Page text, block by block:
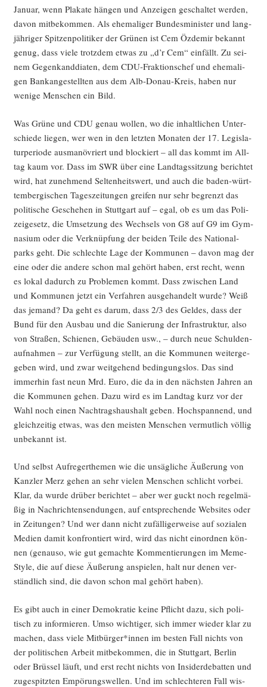
Janu­ar, wenn Pla­ka­te hän­gen und Anzei­gen geschal­tet wer­den,
davon mit­be­kom­men. Als ehe­ma­li­ger Bun­des­mi­nis­ter und lang­
jäh­ri­ger Spit­zen­po­li­ti­ker der Grü­nen ist Cem Özd­emir bekannt
genug, dass vie­le trotz­dem etwas zu „d’r Cem“ ein­fällt. Zu sei­
nem Gegen­kand­dia­ten, dem CDU-Frak­ti­ons­chef und ehe­ma­li­
gen Bank­an­ge­stell­ten aus dem Alb-Donau-Kreis, haben nur
weni­ge Men­schen ein Bild.
Was Grü­ne und CDU genau wol­len, wo die inhalt­li­chen Unter­
schie­de lie­gen, wer wen in den letz­ten Mona­ten der 17. Legis­la­
tur­pe­ri­ode aus­ma­nö­vriert und blo­ckiert – all das kommt im All­
tag kaum vor. Dass im SWR über eine Land­tags­sit­zung berich­tet
wird, hat zuneh­mend Sel­ten­heits­wert, und auch die baden-würt­
tem­ber­gi­schen Tages­zei­tun­gen grei­fen nur sehr begrenzt das
poli­ti­sche Gesche­hen in Stutt­gart auf – egal, ob es um das Poli­
zei­ge­setz, die Umset­zung des Wech­sels von G8 auf G9 im Gym­
na­si­um oder die Ver­knüp­fung der bei­den Tei­le des Natio­nal­
parks geht. Die schlech­te Lage der Kom­mu­nen – davon mag der
eine oder die ande­re schon mal gehört haben, erst recht, wenn
es lokal dadurch zu Pro­ble­men kommt. Dass zwi­schen Land
und Kom­mu­nen jetzt ein Ver­fah­ren aus­ge­han­delt wur­de? Weiß
das jemand? Da geht es dar­um, dass 2/3 des Gel­des, dass der
Bund für den Aus­bau und die Sanie­rung der Infra­struk­tur, also
von Stra­ßen, Schie­nen, Gebäu­den usw., – durch neue Schul­den­
auf­nah­men – zur Ver­fü­gung stellt, an die Kom­mu­nen wei­ter­ge­
ge­ben wird, und zwar weit­ge­hend bedin­gungs­los. Das sind
immer­hin fast neun Mrd. Euro, die da in den nächs­ten Jah­ren an
die Kom­mu­nen gehen. Dazu wird es im Land­tag kurz vor der
Wahl noch einen Nach­trags­haus­halt geben. Hoch­span­nend, und
gleich­zei­tig etwas, was den meis­ten Men­schen ver­mut­lich völ­lig
unbe­kannt ist.
Und selbst Auf­re­ger­the­men wie die unsäg­li­che Äuße­rung von
Kanz­ler Merz gehen an sehr vie­len Men­schen schlicht vor­bei.
Klar, da wur­de drü­ber berich­tet – aber wer guckt noch regel­mä­
ßig in Nach­rich­ten­sen­dun­gen, auf ent­spre­chen­de Web­sites oder
in Zei­tun­gen? Und wer dann nicht zufäl­li­ger­wei­se auf sozia­len
Medi­en damit kon­fron­tiert wird, wird das nicht ein­ord­nen kön­
nen (genau­so, wie gut gemach­te Kom­men­tie­run­gen im Meme-
Style, die auf die­se Äuße­rung anspie­len, halt nur denen ver­
ständ­lich sind, die davon schon mal gehört haben).
Es gibt auch in einer Demo­kra­tie kei­ne Pflicht dazu, sich poli­
tisch zu infor­mie­ren. Umso wich­ti­ger, sich immer wie­der klar zu
machen, dass vie­le Mitbürger*innen im bes­ten Fall nichts von
der poli­ti­schen Arbeit mit­be­kom­men, die in Stutt­gart, Ber­lin
oder Brüs­sel läuft, und erst recht nichts von Insi­der­de­bat­ten und
zuge­spitz­ten Empö­rungs­wel­len. Und im schlech­te­ren Fall wis­